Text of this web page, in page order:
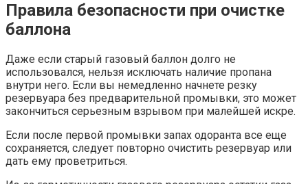
Правила безопасности при очистке
баллона
Даже если старый газовый баллон долго не
использовался, нельзя исключать наличие пропана
внутри него. Если вы немедленно начнете резку
резервуара без предварительной промывки, это может
закончиться серьезным взрывом при малейшей искре.
Если после первой промывки запах одоранта все еще
сохраняется, следует повторно очистить резервуар или
дать ему проветриться.